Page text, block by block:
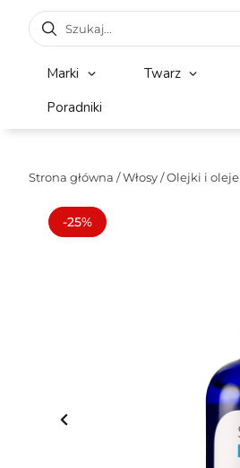
Marki Twarz
Poradniki
Strona główna /Włosy/Olejki i oleje
-25%